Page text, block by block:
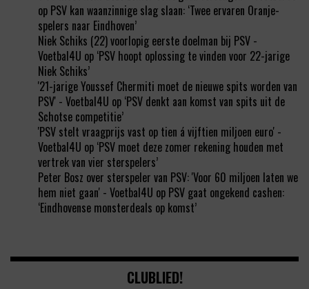
op PSV kan waanzinnige slag slaan: ‘Twee ervaren Oranje-
spelers naar Eindhoven’
Niek Schiks (22) voorlopig eerste doelman bij PSV -
Voetbal4U op ‘PSV hoopt oplossing te vinden voor 22-jarige
Niek Schiks’
'21-jarige Youssef Chermiti moet de nieuwe spits worden van
PSV' - Voetbal4U op ‘PSV denkt aan komst van spits uit de
Schotse competitie’
'PSV stelt vraagprijs vast op tien á vijftien miljoen euro' -
Voetbal4U op ‘PSV moet deze zomer rekening houden met
vertrek van vier sterspelers’
Peter Bosz over sterspeler van PSV: 'Voor 60 miljoen laten we
hem niet gaan' - Voetbal4U op PSV gaat ongekend cashen:
‘Eindhovense monsterdeals op komst’
CLUBLIED!